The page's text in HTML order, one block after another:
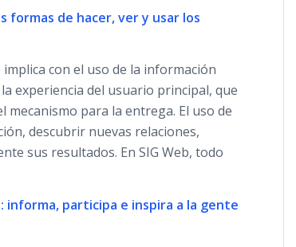
formas de hacer, ver y usar los
con el uso de la información
experiencia del usuario principal, que
mecanismo para la entrega. El uso de
descubrir nuevas relaciones,
sus resultados. En SIG Web, todo
informa, participa e inspira a la gente